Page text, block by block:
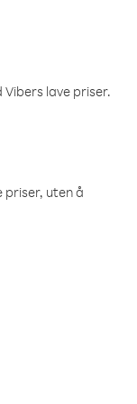
lave priser.
uten å